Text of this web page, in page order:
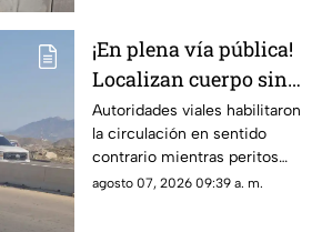
¡En plena vía pública!
Localizan cuerpo sin
vida en Camino Real;
desvían tráfico
Autoridades viales habilitaron
la circulación en sentido
contrario mientras peritos
procesan la escena; solicitan
agosto 07, 2026 09:39 a. m.